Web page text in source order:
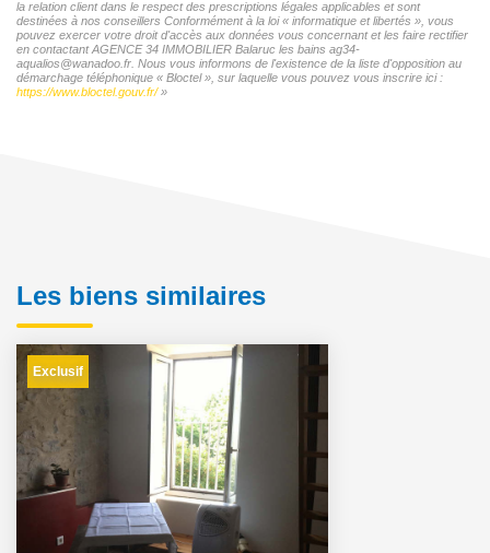
la relation client dans le respect des prescriptions légales applicables et sont
destinées à nos conseillers Conformément à la loi « informatique et libertés », vous
pouvez exercer votre droit d'accès aux données vous concernant et les faire rectifier
en contactant AGENCE 34 IMMOBILIER Balaruc les bains ag34-
aqualios@wanadoo.fr. Nous vous informons de l'existence de la liste d'opposition au
démarchage téléphonique « Bloctel », sur laquelle vous pouvez vous inscrire ici :
https://www.bloctel.gouv.fr/»
Les biens similaires
Exclusif